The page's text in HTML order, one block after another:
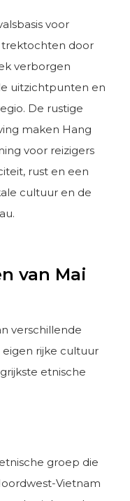
voor
trektochten door
verborgen
uitzichtpunten en
De rustige
maken Hang
voor reizigers
rust en een
cultuur en de
van Mai
verschillende
rijke cultuur
etnische
groep die
Vietnam